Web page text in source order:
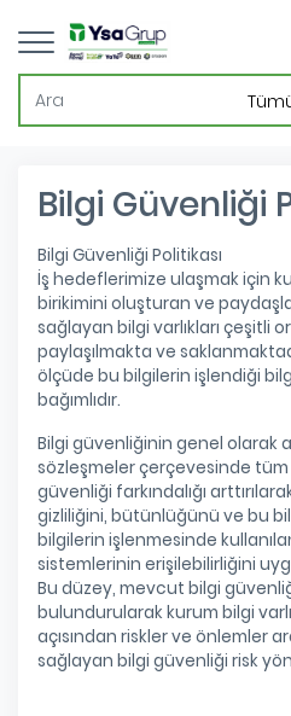
Bilgi Güvenliği
Bilgi Güvenliği Politikası
İş hedeflerimize ulaşmak için
birikimini oluşturan ve
sağlayan bilgi varlıkları çeşitli
paylaşılmakta ve
ölçüde bu bilgilerin işlendiği
bağımlıdır.
Bilgi güvenliğinin genel olarak
sözleşmeler çerçevesinde tüm
güvenliği farkındalığı
gizliliğini, bütünlüğünü ve bu
bilgilerin işlenmesinde
sistemlerinin erişilebilirliğini
Bu düzey, mevcut bilgi
bulundurularak kurum bilgi
açısından riskler ve önlemler
sağlayan bilgi güvenliği risk